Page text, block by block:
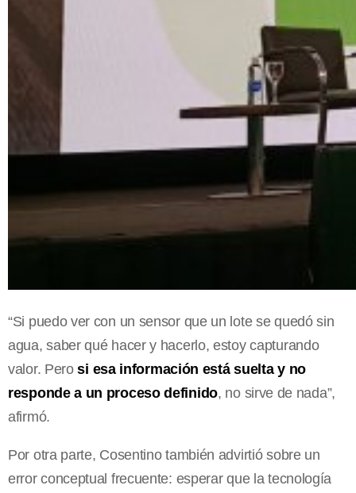
“Si puedo ver con un sensor que un lote se quedó sin
agua, saber qué hacer y hacerlo, estoy capturando
valor. Perosi esa información está suelta y no
responde a un proceso definido, no sirve de nada”,
afirmó.
Por otra parte, Cosentino también advirtió sobre un
error conceptual frecuente: esperar que la tecnología